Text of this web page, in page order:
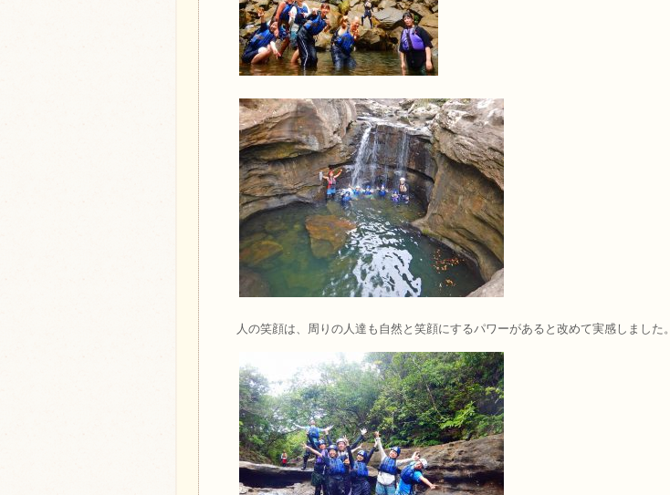
人の笑顔は、周りの人達も自然と笑顔にするパワーがあると改めて実感しました。